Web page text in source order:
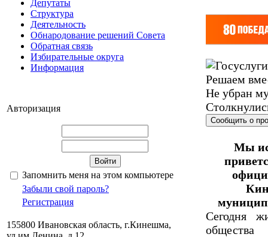
Депутаты
Структура
Деятельность
Обнародование решений Совета
Обратная связь
Избирательные округа
Информация
Авторизация
Запомнить меня на этом компьютере
Забыли свой пароль?
Регистрация
155800 Ивановская область, г.Кинешма,
Решаем
Не убран
Сообщить о
Мы
Сегодня